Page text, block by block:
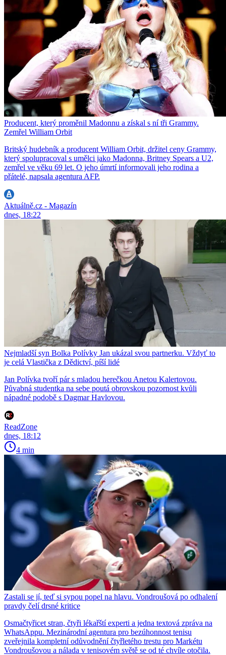
Producent, který proměnil Madonnu a získal s ní tři Grammy.
Zemřel William Orbit
Britský hudebník a producent William Orbit, držitel ceny Grammy,
který spolupracoval s umělci jako Madonna, Britney Spears a U2,
zemřel ve věku 69 let. O jeho úmrtí informovali jeho rodina a
přátelé, napsala agentura AFP.
Aktuálně.cz - Magazín
dnes, 18:22
Nejmladší syn Bolka Polívky Jan ukázal svou partnerku. Vždyť to
je celá Vlastička z Dědictví, píší lidé
Jan Polívka tvoří pár s mladou herečkou Anetou Kalertovou.
Půvabná studentka na sebe poutá obrovskou pozornost kvůli
nápadné podobě s Dagmar Havlovou.
ReadZone
dnes, 18:12
4 min
Zastali se jí, teď si sypou popel na hlavu. Vondroušová po odhalení
pravdy čelí drsné kritice
Osmačtyřicet stran, čtyři lékařští experti a jedna textová zpráva na
WhatsAppu. Mezinárodní agentura pro bezúhonnost tenisu
zveřejnila kompletní odůvodnění čtyřletého trestu pro Markétu
Vondroušovou a nálada v tenisovém světě se od té chvíle otočila.